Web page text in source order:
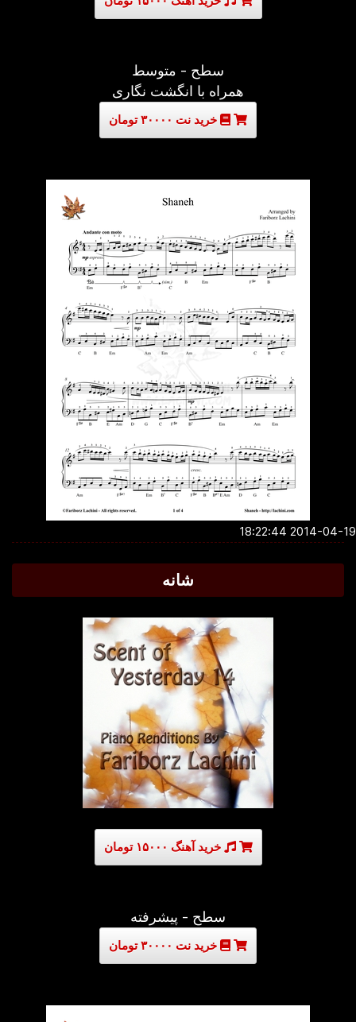
سطح - متوسط
همراه با انگشت نگاری
خرید نت ۳۰۰۰۰ تومان
2014-04-19
شانه
خرید آهنگ ۱۵۰۰۰ تومان
سطح - پیشرفته
خرید نت ۳۰۰۰۰ تومان